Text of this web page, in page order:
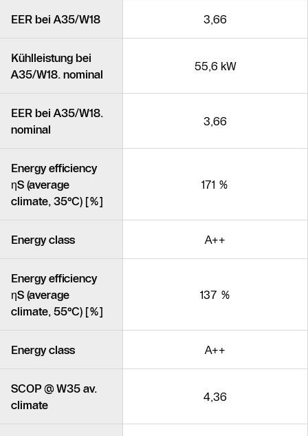
EER bei A35/W18 3,66
Kühlleistung bei
A35/W18. nominal
55,6 kW
EER bei A35/W18.
nominal
3,66
Energy efficiency
ηS (average
climate, 35°C) [%]
171 %
Energy class A++
Energy efficiency
ηS (average
climate, 55°C) [%]
137 %
Energy class A++
SCOP @ W35 av.
climate
4,36